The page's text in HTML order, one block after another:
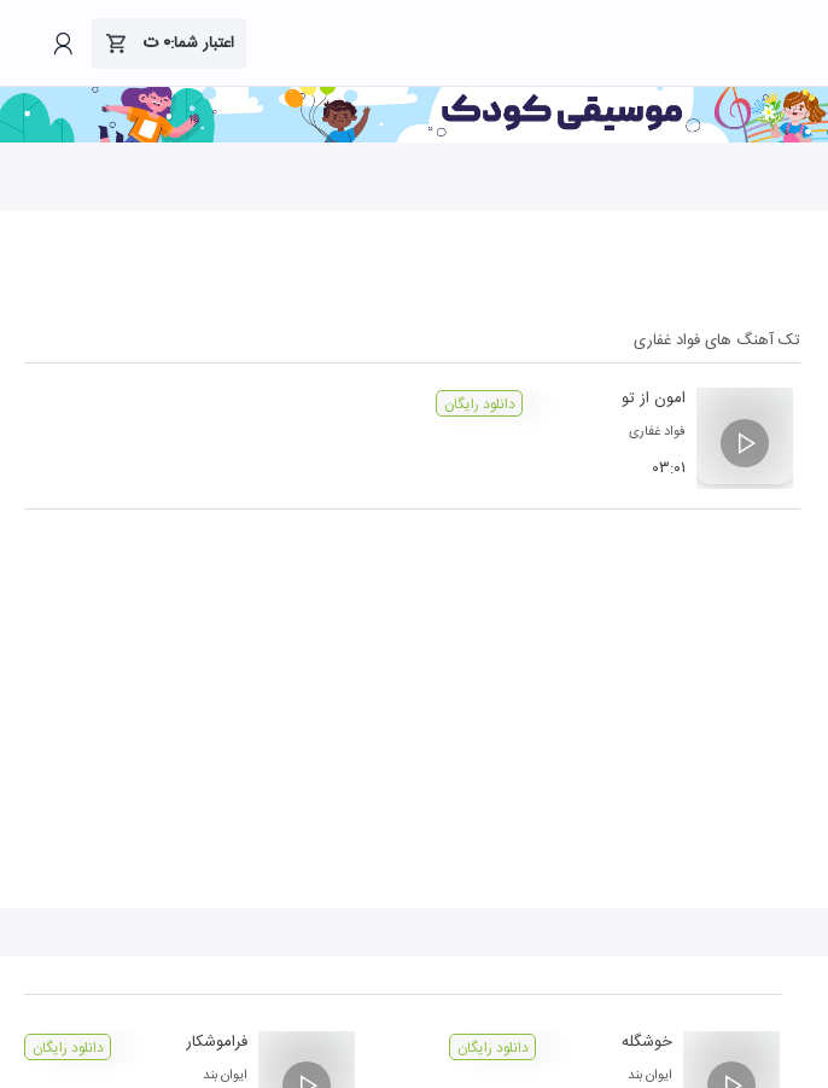
اعتبار شما:۰ت
تک آهنگ هایفواد غفاری
امون از تو
فواد غفاری
۰۳:۰۱
دانلود رایگان
خوشگله
ایوان بند
دانلود رایگان فراموشکار
ایوان بند
دانلود رایگان